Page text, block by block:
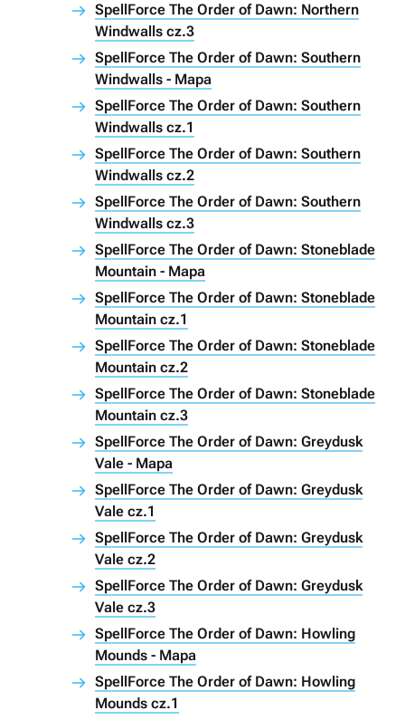
SpellForce The Order of Dawn: Northern
Windwalls cz.3
SpellForce The Order of Dawn: Southern
Windwalls - Mapa
SpellForce The Order of Dawn: Southern
Windwalls cz.1
SpellForce The Order of Dawn: Southern
Windwalls cz.2
SpellForce The Order of Dawn: Southern
Windwalls cz.3
SpellForce The Order of Dawn: Stoneblade
Mountain - Mapa
SpellForce The Order of Dawn: Stoneblade
Mountain cz.1
SpellForce The Order of Dawn: Stoneblade
Mountain cz.2
SpellForce The Order of Dawn: Stoneblade
Mountain cz.3
SpellForce The Order of Dawn: Greydusk
Vale - Mapa
SpellForce The Order of Dawn: Greydusk
Vale cz.1
SpellForce The Order of Dawn: Greydusk
Vale cz.2
SpellForce The Order of Dawn: Greydusk
Vale cz.3
SpellForce The Order of Dawn: Howling
Mounds - Mapa
SpellForce The Order of Dawn: Howling
Mounds cz.1